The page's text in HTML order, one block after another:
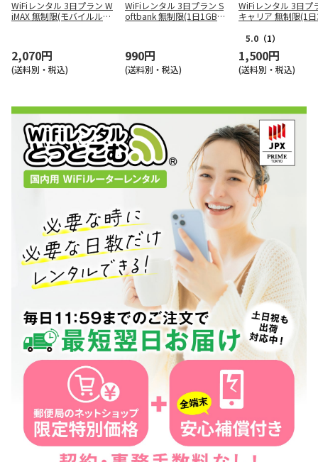
WiFiレンタル 3日プラン W
iMAX 無制限(モバイルルー
2,070円
(送料別・税込)
WiFiレンタル 3日プラン S
oftbank 無制限(1日1GB/
990円
(送料別・税込)
WiFiレンタル 3日プ
キャリア 無制限(1
omo au 楽天
5.0 （1）
1,500円
(送料別・税込)